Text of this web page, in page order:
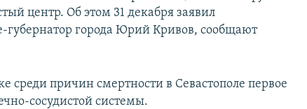
центр. Об этом 31 декабря заявил
города Юрий Кривов, сообщают
среди причин смертности в Севастополе первое
сосудистой системы.